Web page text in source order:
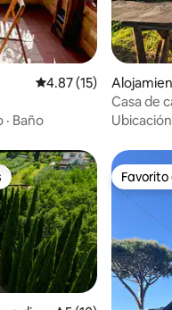
Calificación
4.87 (15)
· Baño
ella
Casa de
Ubicación